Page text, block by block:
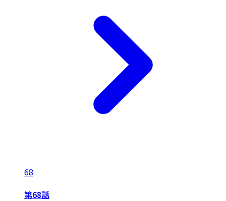
68
第68話